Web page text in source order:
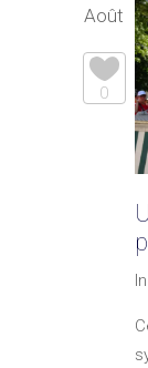
Août
0
In